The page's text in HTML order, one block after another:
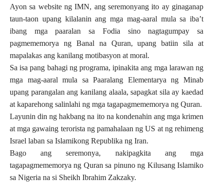
Ayon sa website ng IMN, ang seremonyang ito ay ginaganap
taun-taon upang kilalanin ang mga mag-aaral mula sa iba’t
ibang mga paaralan sa Fodia sino nagtagumpay sa
pagmememorya ng Banal na Quran, upang batiin sila at
mapalakas ang kanilang motibasyon at moral.
Sa isa pang bahagi ng programa, ipinakita ang mga larawan ng
mga mag-aaral mula sa Paaralang Elementarya ng Minab
upang parangalan ang kanilang alaala, sapagkat sila ay kaedad
at kaparehong salinlahi ng mga tagapagmememorya ng Quran.
Layunin din ng hakbang na ito na kondenahin ang mga krimen
at mga gawaing terorista ng pamahalaan ng US at ng rehimeng
Israel laban sa Islamikong Republika ng Iran.
Bago ang seremonya, nakipagkita ang mga
tagapagmememorya ng Quran sa pinuno ng Kilusang Islamiko
sa Nigeria na si Sheikh Ibrahim Zakzaky.